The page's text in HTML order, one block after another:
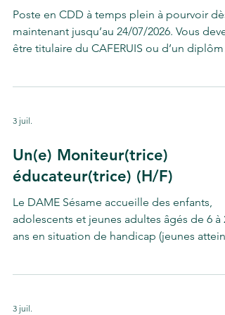
se développer autant que pos
Poste en CDD à temps plein à pourvoir dès
maintenant jusqu’au 24/07/2026. Vous devez
être titulaire du CAFERUIS ou d’un diplôme
respect du projet de service et sous
responsabilité du fonctionnement de
l’accueil de jour et de l’internat, de
l’animation des équipes, de l’organisation
du travail, du respect
3 juil.
Un(e) Moniteur(trice)
éducateur(trice) (H/F)
Le DAME Sésame accueille des enfants,
adolescents et jeunes adultes âgés de 6 à
ans en situation de handicap (jeunes
délibérément inclusive. L'ensemble des
3 juil.